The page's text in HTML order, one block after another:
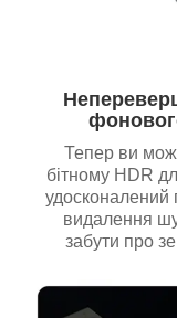
Тепер ви
бітному HDR
удосконалений
видалення
забути про